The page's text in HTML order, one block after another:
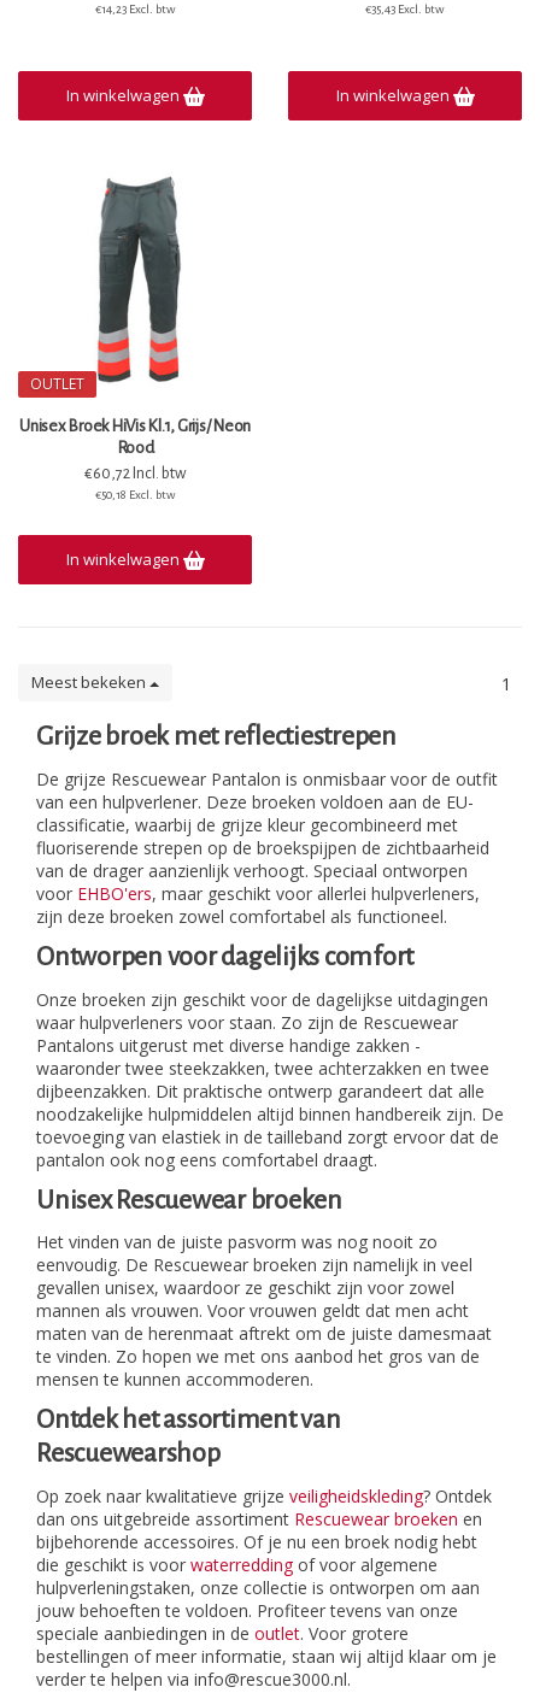
€14,23 Excl. btw
In winkelwagen
€35,43 Excl. btw
In winkelwagen
OUTLET
Unisex Broek HiVis Kl.1, Grijs/ Neon
Rood
€60,72 Incl. btw
€50,18 Excl. btw
In winkelwagen
Meest bekeken 1
Grijze broek met reflectiestrepen
De grijze Rescuewear Pantalon is onmisbaar voor de outfit
van een hulpverlener. Deze broeken voldoen aan de EU-
classificatie, waarbij de grijze kleur gecombineerd met
fluoriserende strepen op de broekspijpen de zichtbaarheid
van de drager aanzienlijk verhoogt. Speciaal ontworpen
voor EHBO'ers, maar geschikt voor allerlei hulpverleners,
zijn deze broeken zowel comfortabel als functioneel.
Ontworpen voor dagelijks comfort
Onze broeken zijn geschikt voor de dagelijkse uitdagingen
waar hulpverleners voor staan. Zo zijn de Rescuewear
Pantalons uitgerust met diverse handige zakken -
waaronder twee steekzakken, twee achterzakken en twee
dijbeenzakken. Dit praktische ontwerp garandeert dat alle
noodzakelijke hulpmiddelen altijd binnen handbereik zijn. De
toevoeging van elastiek in de tailleband zorgt ervoor dat de
pantalon ook nog eens comfortabel draagt.
Unisex Rescuewear broeken
Het vinden van de juiste pasvorm was nog nooit zo
eenvoudig. De Rescuewear broeken zijn namelijk in veel
gevallen unisex, waardoor ze geschikt zijn voor zowel
mannen als vrouwen. Voor vrouwen geldt dat men acht
maten van de herenmaat aftrekt om de juiste damesmaat
te vinden. Zo hopen we met ons aanbod het gros van de
mensen te kunnen accommoderen.
Ontdek het assortiment van
Rescuewearshop
Op zoek naar kwalitatieve grijze veiligheidskleding? Ontdek
dan ons uitgebreide assortiment Rescuewear broeken en
bijbehorende accessoires. Of je nu een broek nodig hebt
die geschikt is voor waterredding of voor algemene
hulpverleningstaken, onze collectie is ontworpen om aan
jouw behoeften te voldoen. Profiteer tevens van onze
speciale aanbiedingen in de outlet. Voor grotere
bestellingen of meer informatie, staan wij altijd klaar om je
verder te helpen via info@rescue3000.nl.